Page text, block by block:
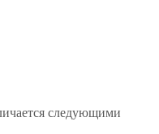
следующими